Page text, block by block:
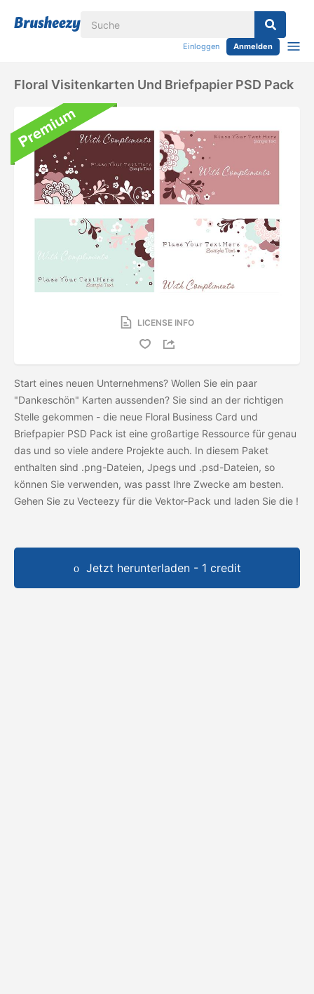
Einloggen Anmelden
Floral Visitenkarten Und Briefpapier PSD Pack
LICENSE INFO
Start eines neuen Unternehmens? Wollen Sie ein paar
"Dankeschön" Karten aussenden? Sie sind an der richtigen
Stelle gekommen - die neue Floral Business Card und
Briefpapier PSD Pack ist eine großartige Ressource für genau
das und so viele andere Projekte auch. In diesem Paket
enthalten sind .png-Dateien, Jpegs und .psd-Dateien, so
können Sie verwenden, was passt Ihre Zwecke am besten.
Gehen Sie zu Vecteezy für die Vektor-Pack und laden Sie die !
Jetzt herunterladen - 1 credit